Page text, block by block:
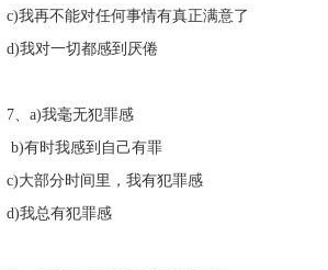
c)我再不能对任何事情有真正满意了
d)我对一切都感到厌倦
7、a)我毫无犯罪感
b)有时我感到自己有罪
c)大部分时间里，我有犯罪感
d)我总有犯罪感